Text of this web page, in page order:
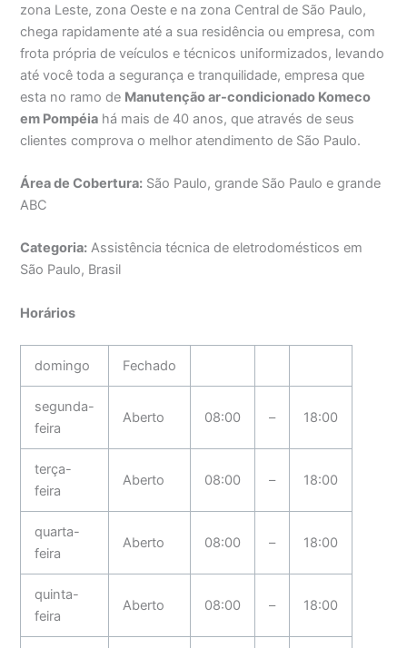
zona Leste, zona Oeste e na zona Central de São Paulo,
chega rapidamente até a sua residência ou empresa, com
frota própria de veículos e técnicos uniformizados, levando
até você toda a segurança e tranquilidade, empresa que
esta no ramo de Manutenção ar-condicionado Komeco
em Pompéia há mais de 40 anos, que através de seus
clientes comprova o melhor atendimento de São Paulo.
Área de Cobertura: São Paulo, grande São Paulo e grande
ABC
Categoria: Assistência técnica de eletrodomésticos em
São Paulo, Brasil
Horários
domingo Fechado
segunda-
feira
Aberto 08:00 – 18:00
terça-
feira
Aberto 08:00 – 18:00
quarta-
feira
Aberto 08:00 – 18:00
quinta-
feira
Aberto 08:00 – 18:00